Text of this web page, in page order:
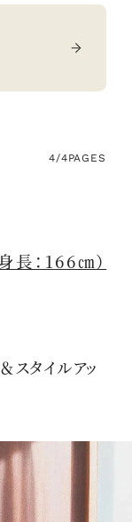
4/4PAGES
長：166㎝）
タイルアッ